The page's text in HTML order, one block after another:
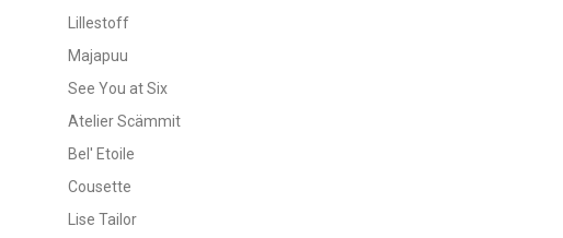
Lillestoff
Majapuu
See You at Six
Atelier Scämmit
Bel' Etoile
Cousette
Lise Tailor